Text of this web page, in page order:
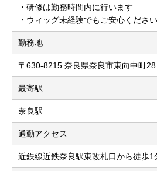
・研修は勤務時間内に行います
・ウィッグ未経験でもご安心ください
勤務地
〒630-8215 奈良県奈良市東向中町
最寄駅
奈良駅
通勤アクセス
近鉄線近鉄奈良駅東改札口から徒歩1